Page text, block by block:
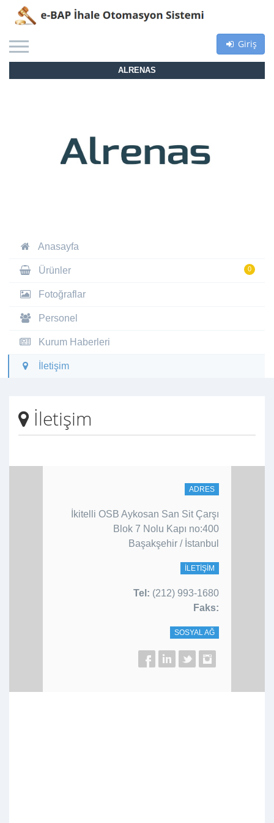
Giriş
ALRENAS
Anasayfa
0
Ürünler
Fotoğraflar
Personel
Kurum Haberleri
İletişim
İletişim
ADRES
İkitelli OSB Aykosan San Sit Çarşı
Blok 7 Nolu Kapı no:400
Başakşehir / İstanbul
İLETIŞIM
Tel: (212) 993-1680
Faks:
SOSYAL AĞ